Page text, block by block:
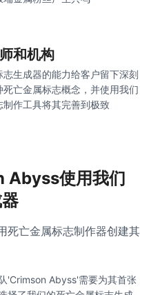
和机构
志生成器的能力给客户留下深刻
亡金属标志概念，并使用我们
制作工具将其完善到极致
Abyss使用我们
死亡金属标志制作器创建其
'Crimson Abyss'需要为其首张